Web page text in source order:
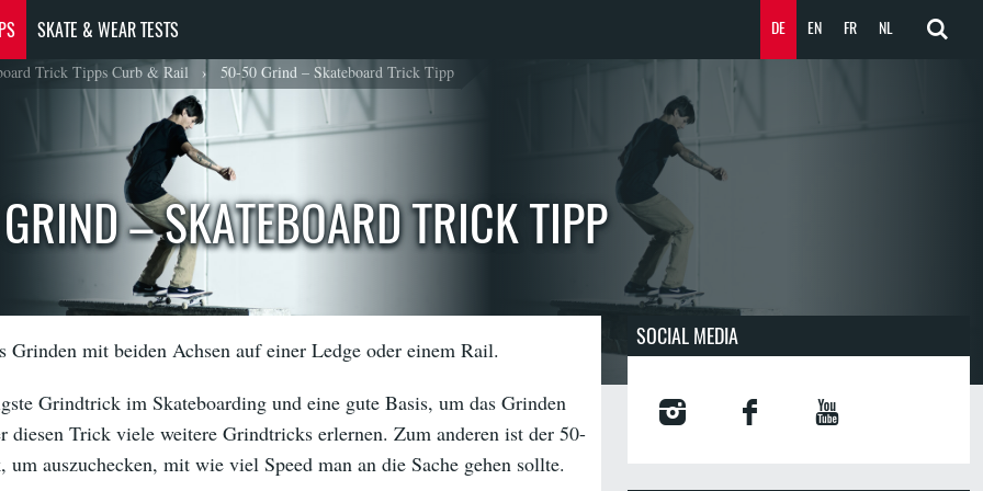
SKATE & WEAR TESTS NL
FR
EN
DE
Trick Tipps Curb & Rail › 50-50 Grind – Skateboard Trick Tipp
– SKATEBOARD TRICK TIPP
Grinden mit beiden Achsen auf einer Ledge oder einem Rail.
Grindtrick im Skateboarding und eine gute Basis, um das Grinden
diesen Trick viele weitere Grindtricks erlernen. Zum anderen ist der 50-
auszuchecken, mit wie viel Speed man an die Sache gehen sollte.
SOCIAL MEDIA